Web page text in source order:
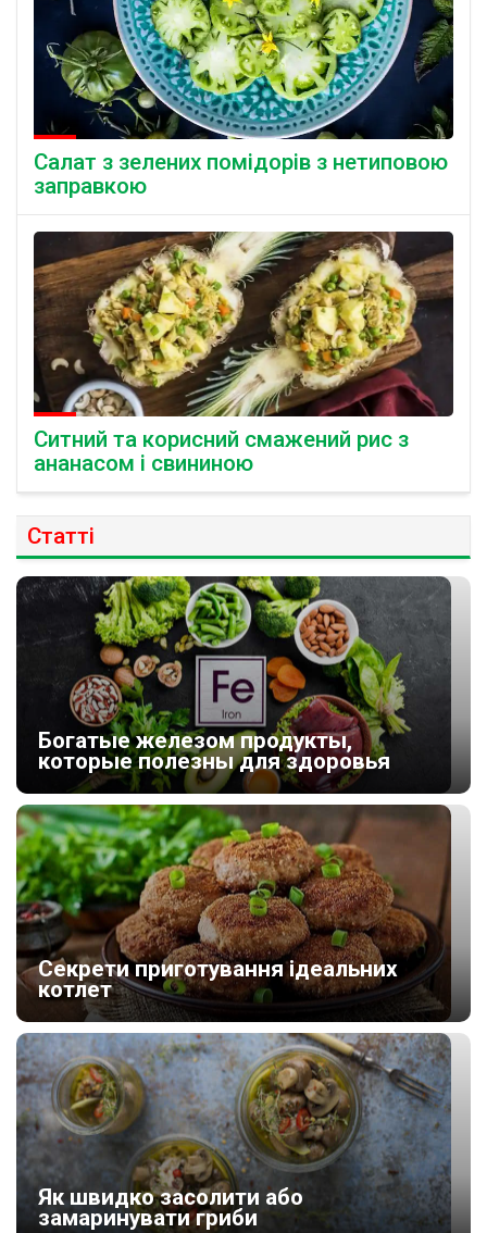
Салат з зелених помідорів з нетиповою
заправкою
Ситний та корисний смажений рис з
ананасом і свининою
Статті
Богатые железом продукты,
которые полезны для здоровья
Секрети приготування ідеальних
котлет
Як швидко засолити або
замаринувати гриби